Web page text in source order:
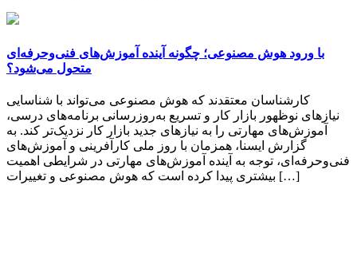
با ورود هوش مصنوعی؛ چگونه آینده آموزش‌های فنی‌وحرفه‌ای
متحول می‌شود؟
کارشناسان معتقدند که هوش مصنوعی می‌تواند با شناسایی
نیازهای نوظهور بازار کار و تسریع به‌روزرسانی برنامه‌های درسی،
آموزش‌های مهارتی را به نیازهای جدید بازار کار نزدیک‌تر کند. به
گزارش ایسنا، همزمان با روز ملی کارآفرینی و آموزش‌های
فنی‌وحرفه‌ای، توجه به آینده آموزش‌های مهارتی در شرایطی اهمیت
بیشتری پیدا کرده است که هوش مصنوعی و تغییرات […]